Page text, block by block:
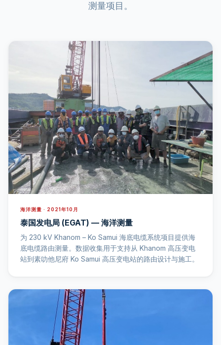
测量项目。
海洋测量 · 2021年10月
泰国发电局 (EGAT) — 海洋测量
为 230 kV Khanom – Ko Samui 海底电缆系统项目提供海
底电缆路由测量。数据收集用于支持从 Khanom 高压变电
站到素叻他尼府 Ko Samui 高压变电站的路由设计与施工。